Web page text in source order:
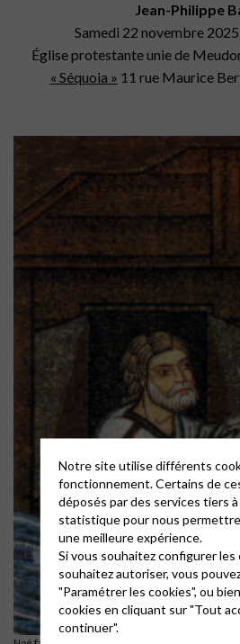
Jean-Philippe
Samedi 22 novembre
Église protestante unie de
« Séquoia » 11 rue Maurice
Notre site utilise différents
fonctionnement. Certains de
déposés par des services tiers
statistique pour nous
une meilleure expérience.
Si vous souhaitez configurer les
souhaitez autoriser, vous
"Paramétrer les cookies", ou
cookies en cliquant sur "Tout
continuer".